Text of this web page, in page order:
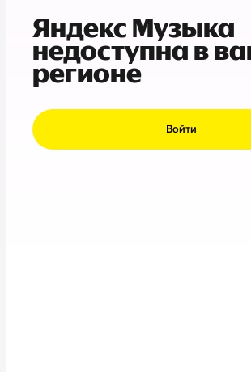
Яндекс Музыка
недоступна в
регионе
Войти